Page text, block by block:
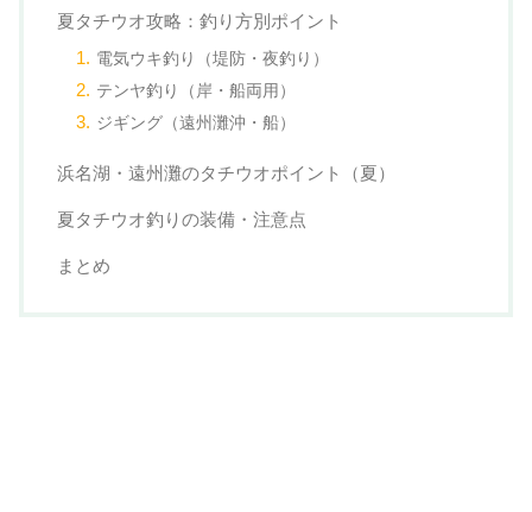
夏タチウオ攻略：釣り方別ポイント
電気ウキ釣り（堤防・夜釣り）
テンヤ釣り（岸・船両用）
ジギング（遠州灘沖・船）
浜名湖・遠州灘のタチウオポイント（夏）
夏タチウオ釣りの装備・注意点
まとめ